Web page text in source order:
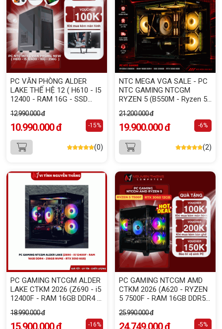
PC VĂN PHÒNG ALDER
LAKE THẾ HỆ 12 ( H610 - I5
12400 - RAM 16G - SSD
12.990.000 đ
10.990.000 đ -15%
(0)
NTC MEGA VGA SALE - PC
NTC GAMING NTCGM
RYZEN 5 (B550M - Ryzen 5
256GB - RTX 5060 8GB)
21.200.000 đ
19.900.000 đ -6%
(2)
PC GAMING NTCGM ALDER
LAKE CTKM 2026 (Z690 - i5
12400F - RAM 16GB DDR4 -
6GB)
18.990.000 đ
15.900.000 đ -16%
PC GAMING NTCGM AMD
CTKM 2026 (A620 - RYZEN
5 7500F - RAM 16GB DDR5 -
12GB)
25.990.000 đ
24.749.000 đ -5%